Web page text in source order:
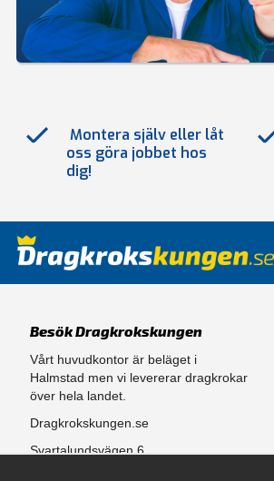
Montera själv eller låt
oss göra jobbet hos
dig!
Besök Dragkrokskungen
Vårt huvudkontor är beläget i
Halmstad men vi levererar dragkrokar
över hela landet.
Dragkrokskungen.se
Svartalundsvägen 6